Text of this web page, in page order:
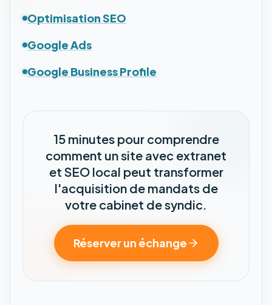
Optimisation SEO
Google Ads
Google Business Profile
15 minutes pour comprendre
comment un site avec extranet
et SEO local peut transformer
l'acquisition de mandats de
votre cabinet de syndic.
Réserver un échange